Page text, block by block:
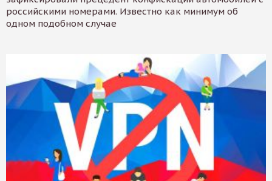
российскими номерами. Известно как минимум об
одном подобном случае